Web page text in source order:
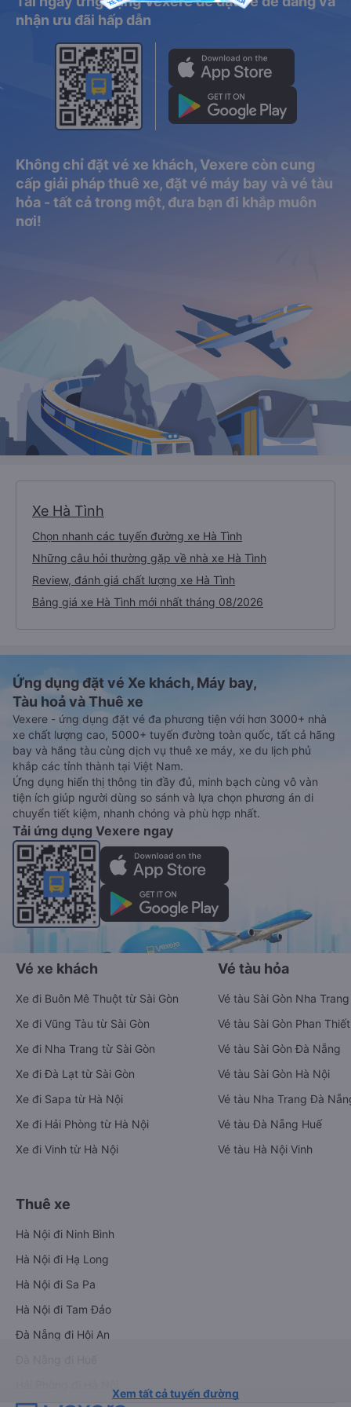
nhận ưu đãi hấp dẫn
Không chỉ đặt vé xe khách, Vexere còn cung
cấp giải pháp thuê xe, đặt vé máy bay và vé tàu
hỏa - tất cả trong một, đưa bạn đi khắp muôn
nơi!
Xe Hà Tình
Chọn nhanh các tuyến đường xe Hà Tình
Những câu hỏi thường gặp về nhà xe Hà Tình
Review, đánh giá chất lượng xe Hà Tình
Bảng giá xe Hà Tình mới nhất tháng 08/2026
Ứng dụng đặt vé Xe khách, Máy bay,
Tàu hoả và Thuê xe
Vexere - ứng dụng đặt vé đa phương tiện với hơn 3000+ nhà
xe chất lượng cao, 5000+ tuyến đường toàn quốc, tất cả hãng
bay và hãng tàu cùng dịch vụ thuê xe máy, xe du lịch phủ
khắp các tỉnh thành tại Việt Nam.
Ứng dụng hiển thị thông tin đầy đủ, minh bạch cùng vô vàn
tiện ích giúp người dùng so sánh và lựa chọn phương án di
chuyển tiết kiệm, nhanh chóng và phù hợp nhất.
Tải ứng dụng Vexere ngay
Vé xe khách
Xe đi Buôn Mê Thuột từ Sài Gòn
Xe đi Vũng Tàu từ Sài Gòn
Xe đi Nha Trang từ Sài Gòn
Xe đi Đà Lạt từ Sài Gòn
Xe đi Sapa từ Hà Nội
Xe đi Hải Phòng từ Hà Nội
Xe đi Vinh từ Hà Nội
Vé tàu hỏa
Vé tàu Sài Gòn Nha Trang
Vé tàu Sài Gòn Phan Thiết
Vé tàu Sài Gòn Đà Nẵng
Vé tàu Sài Gòn Hà Nội
Vé tàu Nha Trang Đà
Vé tàu Đà Nẵng Huế
Vé tàu Hà Nội Vinh
Thuê xe
Hà Nội đi Ninh Bình
Hà Nội đi Hạ Long
Hà Nội đi Sa Pa
Hà Nội đi Tam Đảo
Đà Nẵng đi Hội An
Xem tất cả tuyến đường